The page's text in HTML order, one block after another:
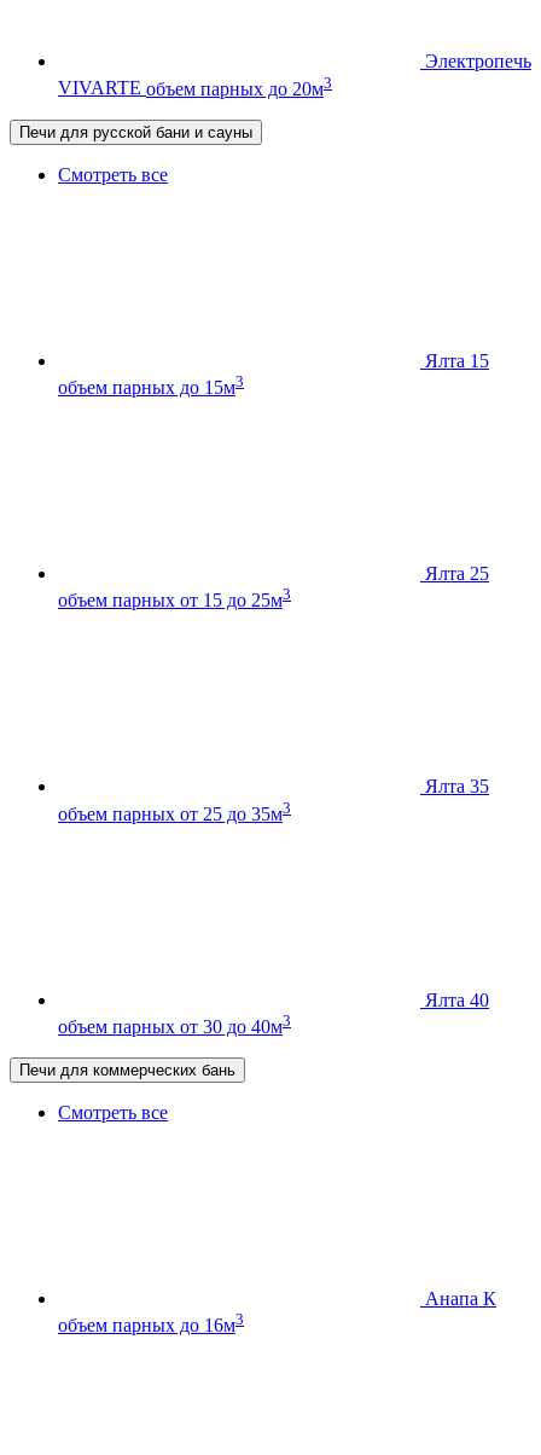
Электропечь
VIVARTE объем парных до 20м3
Печи для русской бани и сауны
Смотреть все
Ялта 15
объем парных до 15м3
Ялта 25
объем парных от 15 до 25м3
Ялта 35
объем парных от 25 до 35м3
Ялта 40
объем парных от 30 до 40м3
Печи для коммерческих бань
Смотреть все
Анапа К
объем парных до 16м3